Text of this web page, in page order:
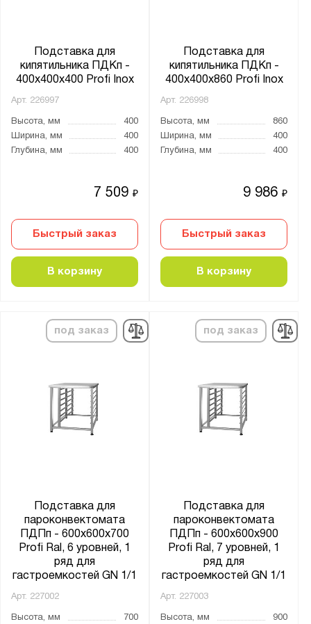
Подставка для
кипятильника ПДКп -
400x400x400 Profi Inox
Арт. 226997
Высота, мм
400
Ширина, мм
400
Глубина, мм
400
7 509₽
Быстрый заказ
В корзину
Подставка для
кипятильника ПДКп -
400x400x860 Profi Inox
Арт. 226998
Высота, мм
860
Ширина, мм
400
Глубина, мм
400
9 986₽
Быстрый заказ
В корзину
под заказ
Подставка для
пароконвектомата
ПДПп - 600x600x700
Profi Ral, 6 уровней, 1
ряд для
гастроемкостей GN 1/1
Арт. 227002
Высота, мм
700
под заказ
Подставка для
пароконвектомата
ПДПп - 600x600x900
Profi Ral, 7 уровней, 1
ряд для
гастроемкостей GN 1/1
Арт. 227003
Высота, мм
900